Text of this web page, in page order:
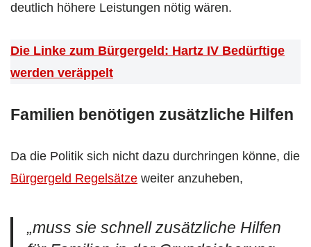
deutlich höhere Leistungen nötig wären.
Die Linke zum Bürgergeld: Hartz IV Bedürftige
werden veräppelt
Familien benötigen zusätzliche Hilfen
Da die Politik sich nicht dazu durchringen könne, die
Bürgergeld Regelsätze weiter anzuheben,
„muss sie schnell zusätzliche Hilfen